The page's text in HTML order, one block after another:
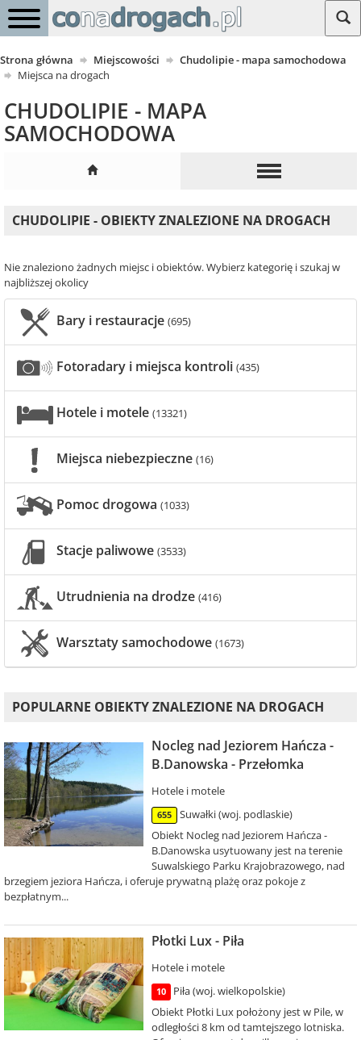
Strona główna Miejscowości
Chudolipie - mapa samochodowa
Miejsca na drogach
CHUDOLIPIE - MAPA
SAMOCHODOWA
CHUDOLIPIE - OBIEKTY ZNALEZIONE NA DROGACH
Nie znaleziono żadnych miejsc i obiektów. Wybierz kategorię i szukaj w
najbliższej okolicy
Bary i restauracje (695)
Fotoradary i miejsca kontroli (435)
Hotele i motele (13321)
Miejsca niebezpieczne (16)
Pomoc drogowa (1033)
Stacje paliwowe (3533)
Utrudnienia na drodze (416)
Warsztaty samochodowe (1673)
POPULARNE OBIEKTY ZNALEZIONE NA DROGACH
Nocleg nad Jeziorem Hańcza -
B.Danowska - Przełomka
Hotele i motele
655
Suwałki (woj. podlaskie)
Obiekt Nocleg nad Jeziorem Hańcza -
B.Danowska usytuowany jest na terenie
Suwalskiego Parku Krajobrazowego, nad
brzegiem jeziora Hańcza, i oferuje prywatną plażę oraz pokoje z
bezpłatnym...
Płotki Lux - Piła
Hotele i motele
10
Piła (woj. wielkopolskie)
Obiekt Płotki Lux położony jest w Pile, w
odległości 8 km od tamtejszego lotniska.